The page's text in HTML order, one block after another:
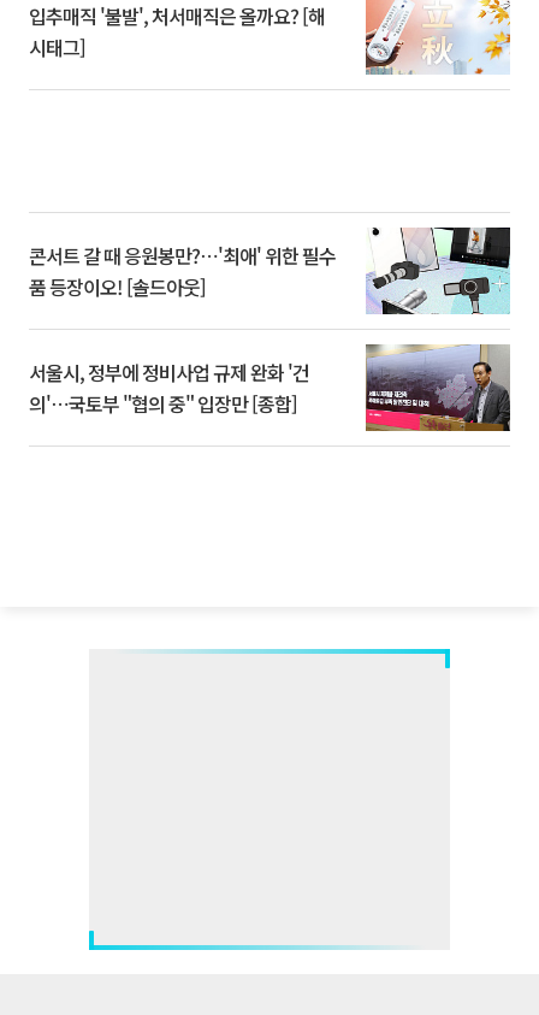
입추매직 '불발', 처서매직은 올까요? [해
시태그]
콘서트 갈 때 응원봉만?⋯'최애' 위한 필수
품 등장이오! [솔드아웃]
서울시, 정부에 정비사업 규제 완화 '건
의'⋯국토부 "협의 중" 입장만 [종합]